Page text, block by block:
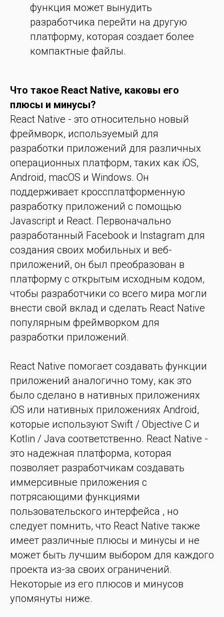
функция может вынудить
разработчика перейти на другую
платформу, которая создает более
компактные файлы.
Что такое React Native, каковы его
плюсы и минусы?
React Native - это относительно новый
фреймворк, используемый для
разработки приложений для различных
операционных платформ, таких как iOS,
Android, macOS и Windows. Он
поддерживает кроссплатформенную
разработку приложений с помощью
Javascript и React. Первоначально
разработанный Facebook и Instagram для
создания своих мобильных и веб-
приложений, он был преобразован в
платформу с открытым исходным кодом,
чтобы разработчики со всего мира могли
внести свой вклад и сделать React Native
популярным фреймворком для
разработки приложений.
React Native помогает создавать функции
приложений аналогично тому, как это
было сделано в нативных приложениях
iOS или нативных приложениях Android,
которые используют Swift / Objective C и
Kotlin / Java соответственно. React Native -
это надежная платформа, которая
позволяет разработчикам создавать
иммерсивные приложения с
потрясающими функциями
пользовательского интерфейса , но
следует помнить, что React Native также
имеет различные плюсы и минусы и не
может быть лучшим выбором для каждого
проекта из-за своих ограничений.
Некоторые из его плюсов и минусов
упомянуты ниже.